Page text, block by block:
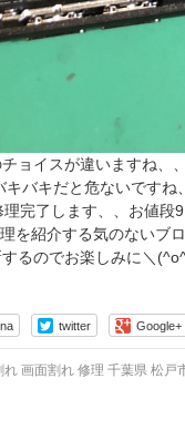
ョイスが違いますね、
キバキだと危ないです
完了します、、お値
を紹介する気のないブ
するのでお楽しみに＼
twitter Google+
画面割れ 修理 千葉県 松戸